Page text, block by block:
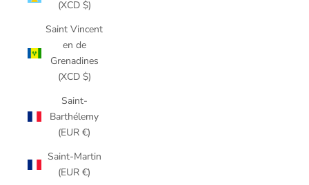
(XCD $)
Saint Vincent
en de
Grenadines
(XCD $)
Saint-
Barthélemy
(EUR €)
Saint-Martin
(EUR €)